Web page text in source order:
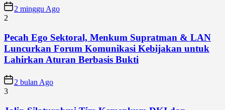
2 minggu Ago
2
Pecah Ego Sektoral, Menkum Supratman & LAN
Luncurkan Forum Komunikasi Kebijakan untuk
Lahirkan Aturan Berbasis Bukti
2 bulan Ago
3